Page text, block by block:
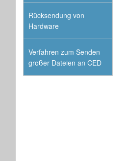
Rücksendung von
Hardware
Verfahren zum Senden
großer Dateien an CED